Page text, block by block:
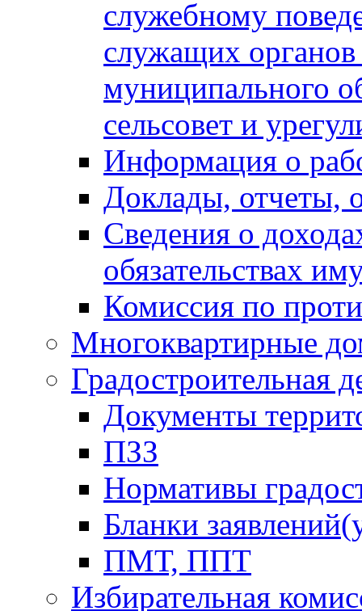
служебному
служащих органов
муниципального
сельсовет и
Информация о
Доклады, отчеты,
Сведения о
обязательствах
Комиссия по
Многоквартирные
Градостроительная
Документы
ПЗЗ
Нормативы
Бланки
ПМТ, ППТ
Избирательная